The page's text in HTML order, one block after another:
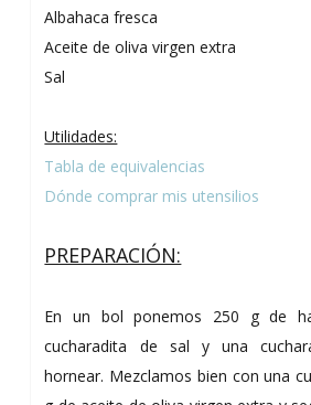
Albahaca fresca
Aceite de oliva virgen extra
Sal
Utilidades:
Tabla de equivalencias
Dónde comprar mis utensilios
PREPARACIÓN:
En un bol ponemos 250 g de
cucharadita de sal y una
hornear. Mezclamos bien con una